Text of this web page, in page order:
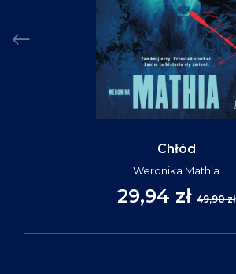
Chłód
Weronika Mathia
29,94 zł 49,90 zł